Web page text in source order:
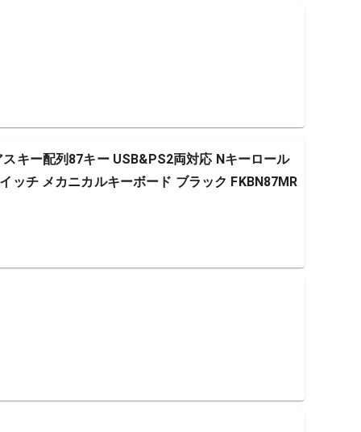
キー配列87キー USB&PS2両対応 Nキーロール
ッチ メカニカルキーボード ブラック FKBN87MR